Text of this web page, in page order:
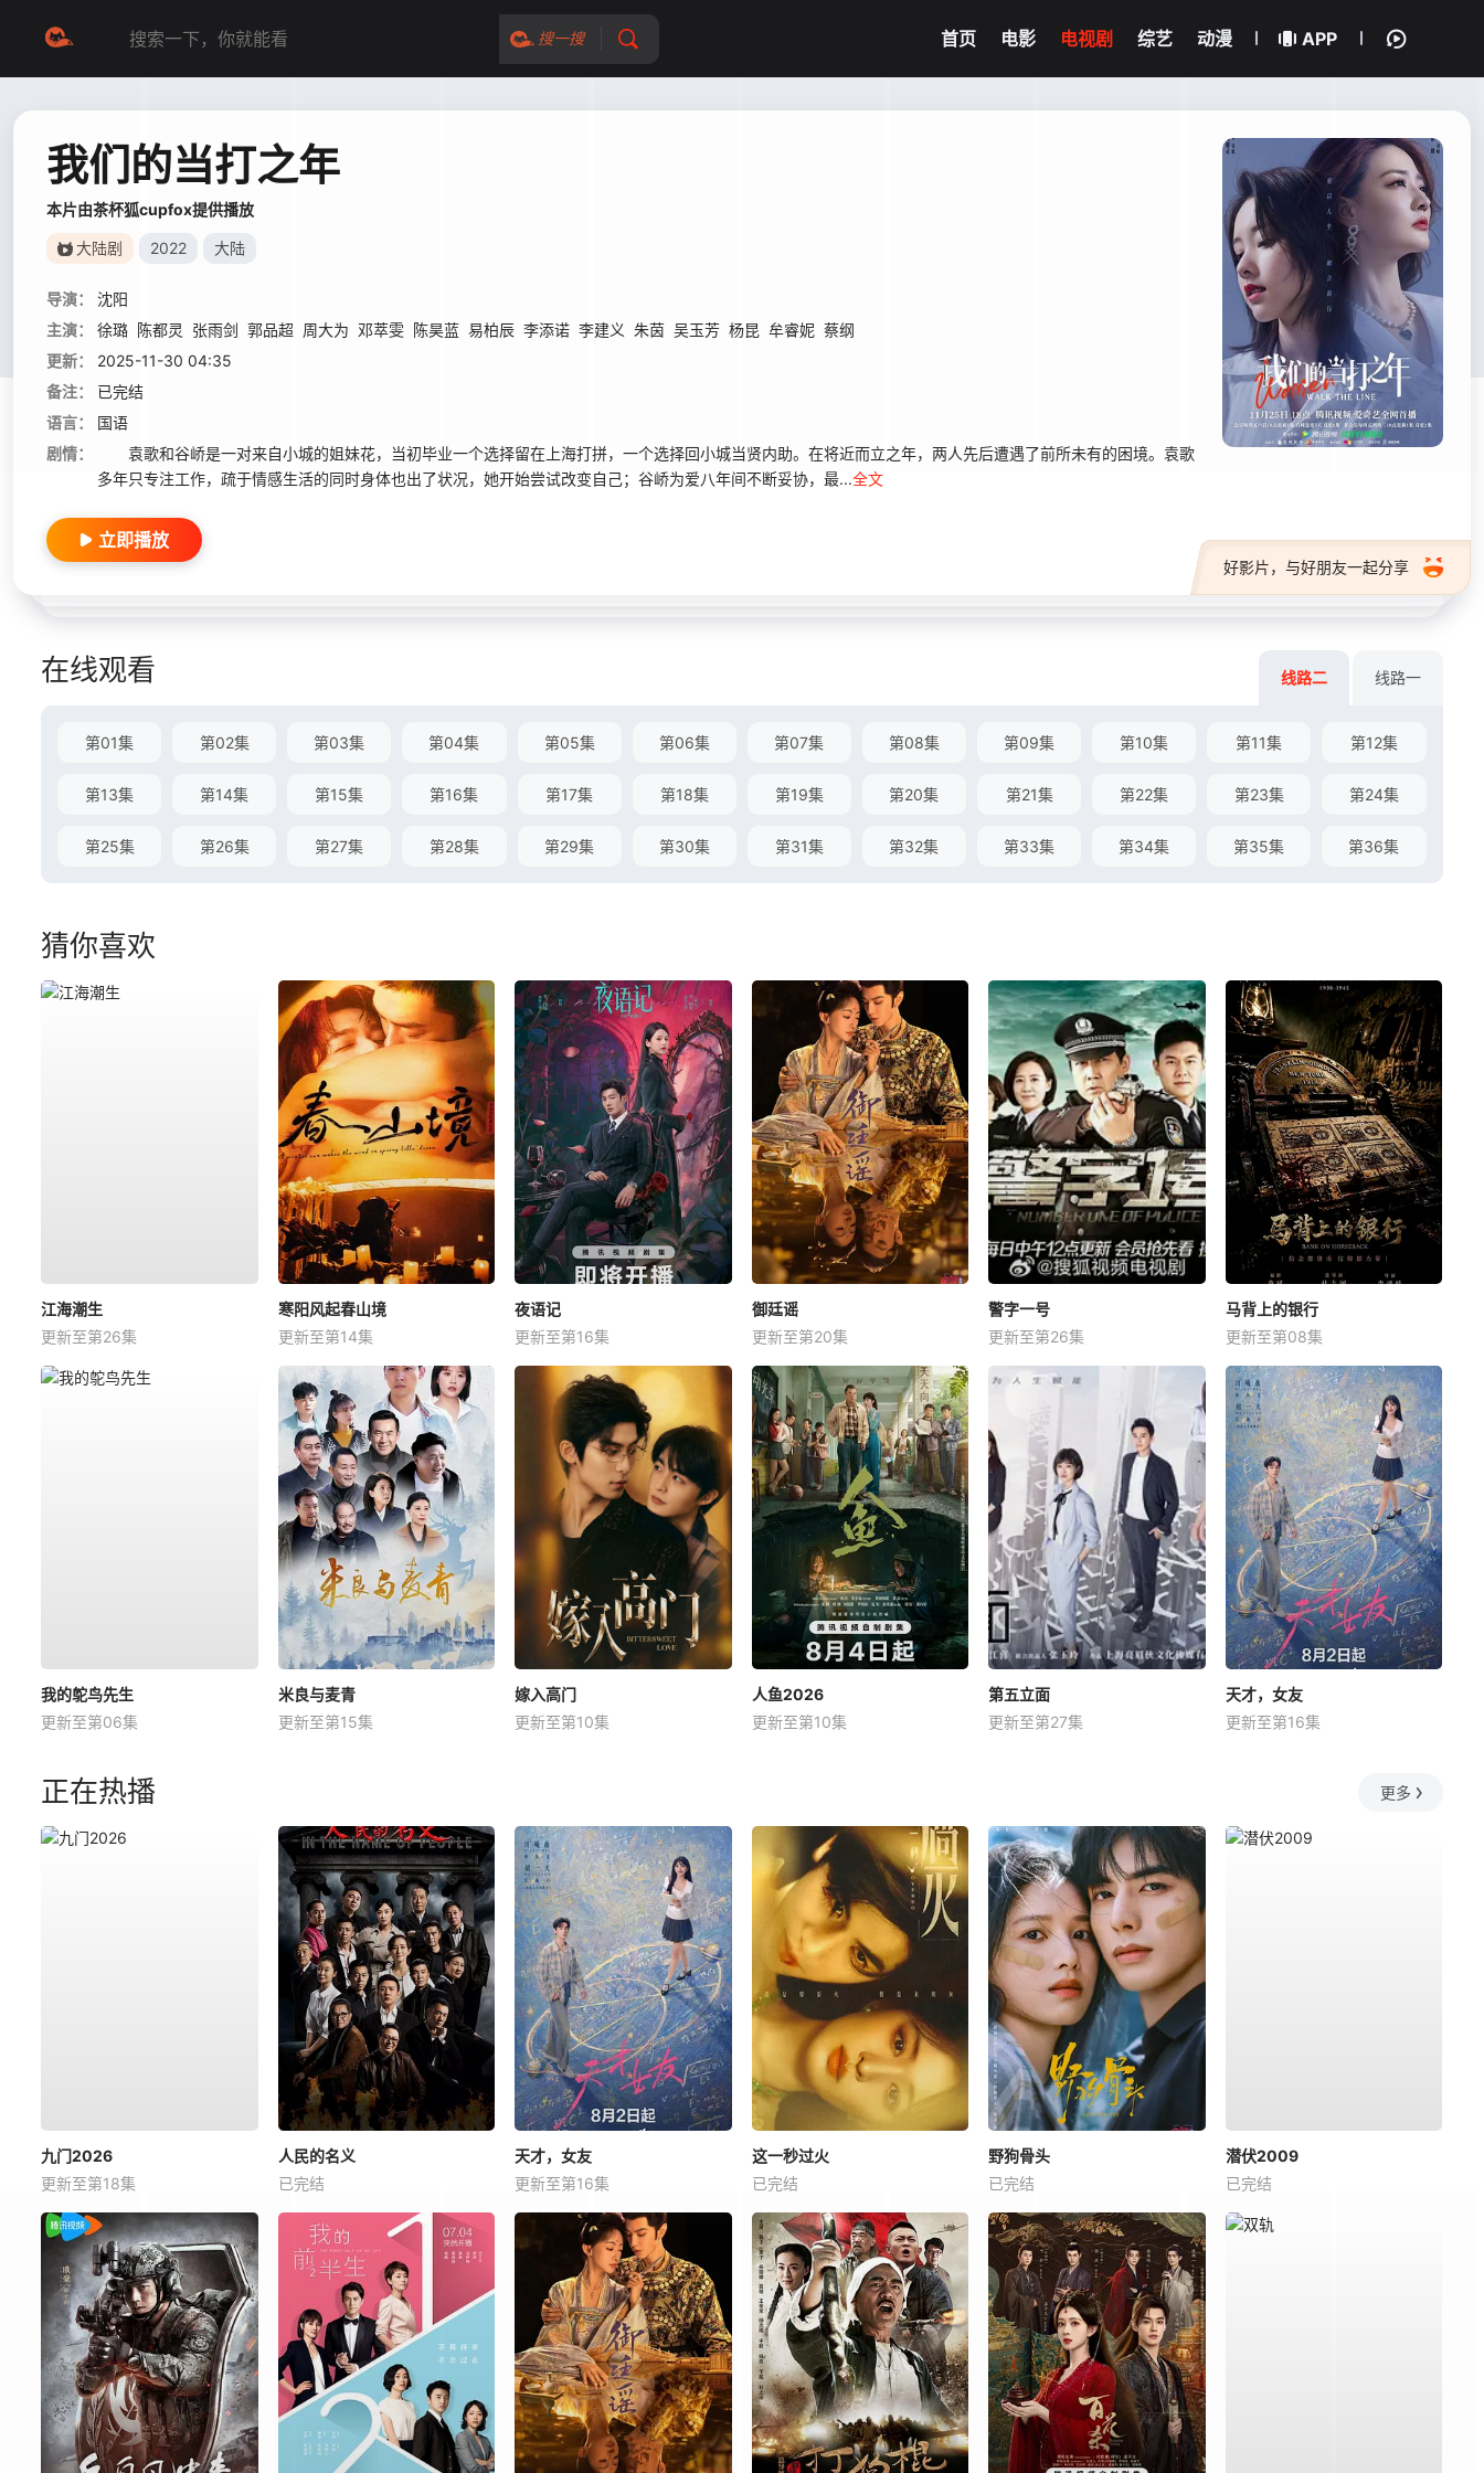
搜一搜 首页 电影 电视剧 综艺 动漫 APP
我们的当打之年
本片由茶杯狐cupfox提供播放
大陆剧 2022 大陆
导演：
沈阳
主演：
徐璐 陈都灵 张雨剑 郭品超 周大为 邓萃雯 陈昊蓝 易柏辰 李添诺 李建义 朱茵 吴玉芳 杨昆 牟睿妮 蔡纲
更新：
2025-11-30 04:35
备注：
已完结
语言：
国语
剧情：
袁歌和谷峤是一对来自小城的姐妹花，当初毕业一个选择留在上海打拼，一个选择回小城当贤内助。在将近而立之年，两人先后遭遇了前所未有的困境。袁歌
多年只专注工作，疏于情感生活的同时身体也出了状况，她开始尝试改变自己；谷峤为爱八年间不断妥协，最...全文
好影片，与好朋友一起分享
立即播放
在线观看 线路二 线路一
第01集 第02集 第03集 第04集 第05集 第06集 第07集 第08集 第09集 第10集 第11集 第12集
第13集 第14集 第15集 第16集 第17集 第18集 第19集 第20集 第21集 第22集 第23集 第24集
第25集 第26集 第27集 第28集 第29集 第30集 第31集 第32集 第33集 第34集 第35集 第36集
猜你喜欢
江海潮生
更新至第26集
寒阳风起春山境
更新至第14集
夜语记
更新至第16集
御廷谣
更新至第20集
警字一号
更新至第26集
马背上的银行
更新至第08集
我的鸵鸟先生
更新至第06集
米良与麦青
更新至第15集
嫁入高门
更新至第10集
人鱼2026
更新至第10集
第五立面
更新至第27集
天才，女友
更新至第16集
正在热播 更多
九门2026
更新至第18集
人民的名义
已完结
天才，女友
更新至第16集
这一秒过火
已完结
野狗骨头
已完结
潜伏2009
已完结